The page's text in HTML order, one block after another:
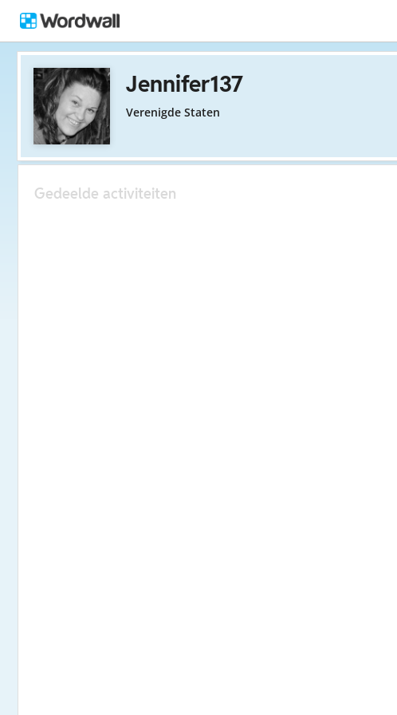
Jennifer137
Verenigde Staten
Gedeelde activiteiten